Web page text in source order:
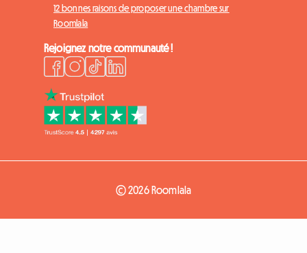
12 bonnes raisons de proposer une chambre sur
Roomlala
Rejoignez notre communauté !
© 2026 Roomlala